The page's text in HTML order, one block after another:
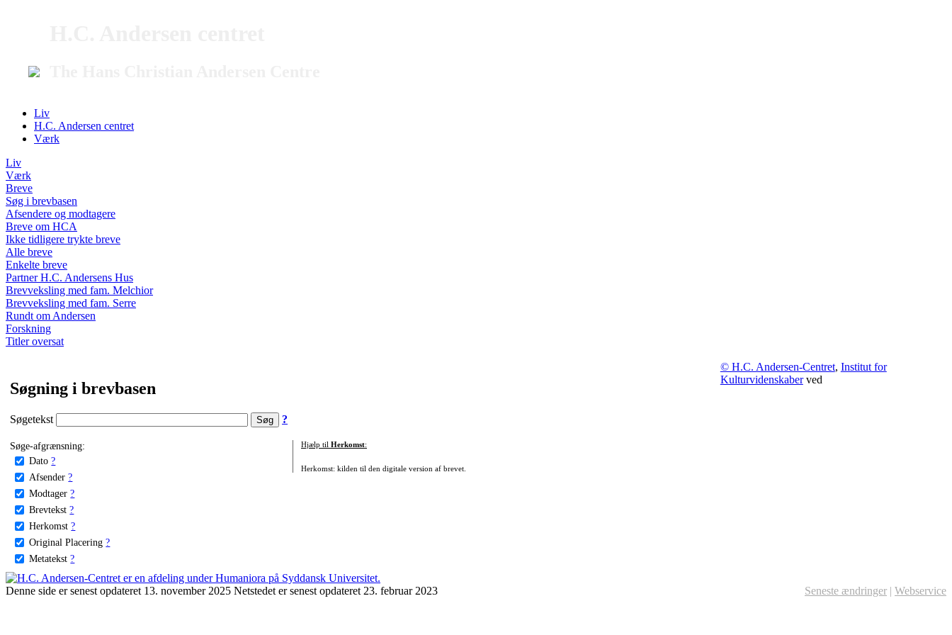
Liv
H.C. Andersen centret
Værk
Liv
Værk
Breve
Søg i brevbasen
Afsendere og modtagere
Breve om HCA
Ikke tidligere trykte breve
Alle breve
Enkelte breve
Partner H.C. Andersens Hus
Brevveksling med fam. Melchior
Brevveksling med fam. Serre
Rundt om Andersen
Forskning
Titler oversat
Søgning i brevbasen
Søgetekst ?
Søge-afgrænsning:
Dato ?
Afsender ?
Modtager ?
Brevtekst ?
Herkomst ?
Original Placering ?
Metatekst ?
Hjælp til Herkomst:
Herkomst: kilden til den digitale version af brevet.
© H.C. Andersen-Centret, Institut for
Kulturvidenskaberved
Denne side er senest opdateret 13. november 2025 Netstedet er senest opdateret 23. februar 2023 Seneste ændringer | Webservice